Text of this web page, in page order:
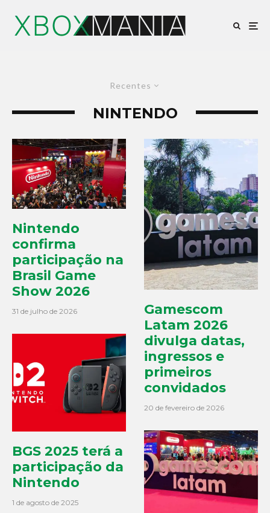
Recentes
NINTENDO
Nintendo
confirma
participação na
Brasil Game
Show 2026
31 de julho de 2026
BGS 2025 terá a
participação da
Nintendo
1 de agosto de 2025
Gamescom
Latam 2026
divulga datas,
ingressos e
primeiros
convidados
20 de fevereiro de 2026